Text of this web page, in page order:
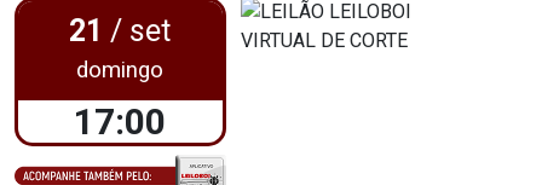
21/ set
domingo
17:00